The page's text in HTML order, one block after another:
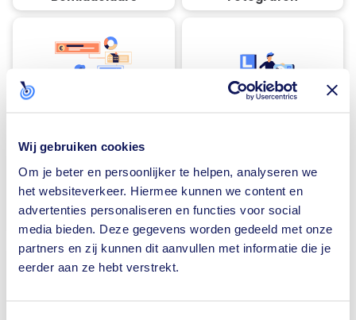
Wij gebruiken cookies
Om je beter en persoonlijker te helpen, analyseren we
het websiteverkeer. Hiermee kunnen we content en
advertenties personaliseren en functies voor social
media bieden. Deze gegevens worden gedeeld met onze
partners en zij kunnen dit aanvullen met informatie die je
eerder aan ze hebt verstrekt.
Traiteurs Loodgieters